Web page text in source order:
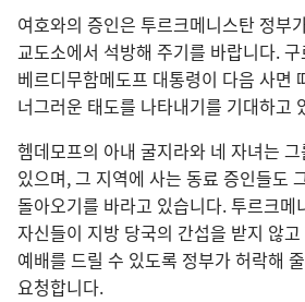
여호와의 증인은 투르크메니스탄 정부
교도소에서 석방해 주기를 바랍니다. 구
베르디무함메도프 대통령이 다음 사면
너그러운 태도를 나타내기를 기대하고
헴데모프의 아내 굴지라와 네 자녀는
있으며, 그 지역에 사는 동료 증인들도
돌아오기를 바라고 있습니다. 투르크메
자신들이 지방 당국의 간섭을 받지 않
예배를 드릴 수 있도록 정부가 허락해
요청합니다.